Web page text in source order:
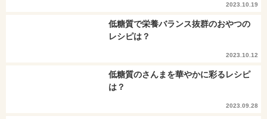
2023.10.19
低糖質で栄養バランス抜群のおやつの
レシピは？
2023.10.12
低糖質のさんまを華やかに彩るレシピ
は？
2023.09.28